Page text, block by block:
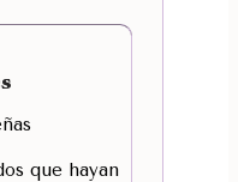
que hayan